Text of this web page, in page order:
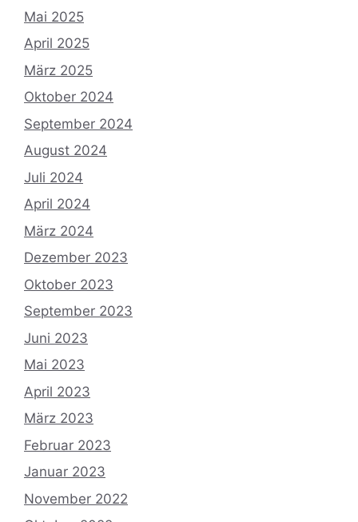
Mai 2025
April 2025
März 2025
Oktober 2024
September 2024
August 2024
Juli 2024
April 2024
März 2024
Dezember 2023
Oktober 2023
September 2023
Juni 2023
Mai 2023
April 2023
März 2023
Februar 2023
Januar 2023
November 2022